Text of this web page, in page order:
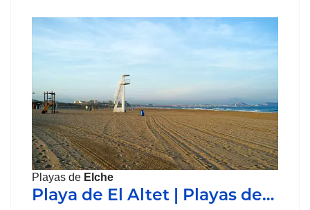
Playas de Elche
Playa de El Altet | Playas de…